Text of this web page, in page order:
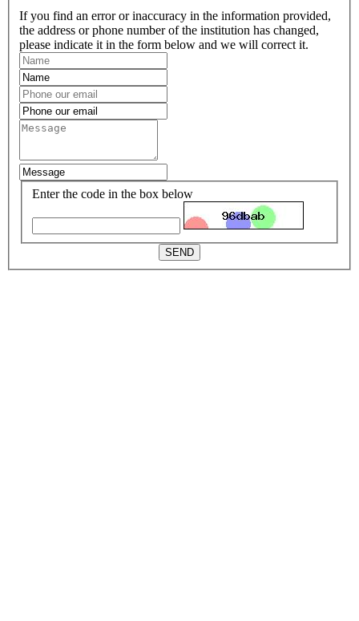
If you find an error or inaccuracy in the information provided,
the address or phone number of the institution has changed,
please indicate it in the form below and we will correct it.
Enter the code in the box below
SEND